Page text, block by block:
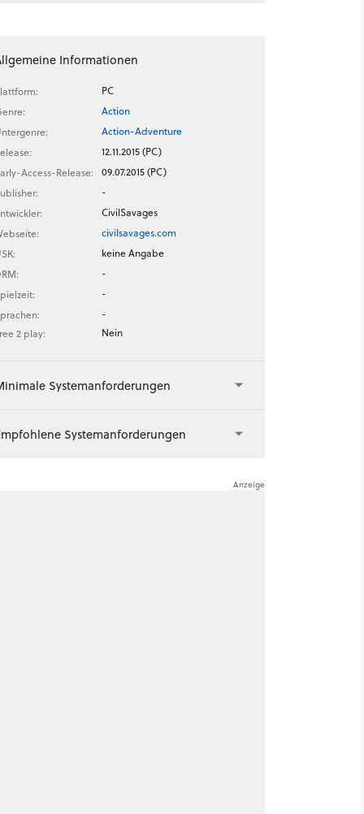
Informationen
PC
Action
Action-Adventure
12.11.2015 (PC)
Access-Release:
09.07.2015 (PC)
-
CivilSavages
civilsavages.com
keine Angabe
-
-
-
2 play:
Nein
Systemanforderungen
Systemanforderungen